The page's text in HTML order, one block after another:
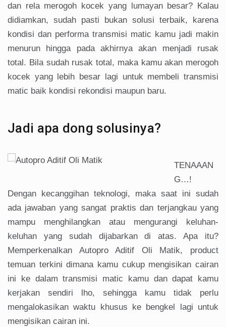
dan rela merogoh kocek yang lumayan besar? Kalau
didiamkan, sudah pasti bukan solusi terbaik, karena
kondisi dan performa transmisi matic kamu jadi makin
menurun hingga pada akhirnya akan menjadi rusak
total. Bila sudah rusak total, maka kamu akan merogoh
kocek yang lebih besar lagi untuk membeli transmisi
matic baik kondisi rekondisi maupun baru.
Jadi apa dong solusinya?
TENAAAN
G…!
Dengan kecanggihan teknologi, maka saat ini sudah
ada jawaban yang sangat praktis dan terjangkau yang
mampu menghilangkan atau mengurangi keluhan-
keluhan yang sudah dijabarkan di atas. Apa itu?
Memperkenalkan Autopro Aditif Oli Matik, product
temuan terkini dimana kamu cukup mengisikan cairan
ini ke dalam transmisi matic kamu dan dapat kamu
kerjakan sendiri lho, sehingga kamu tidak perlu
mengalokasikan waktu khusus ke bengkel lagi untuk
mengisikan cairan ini.